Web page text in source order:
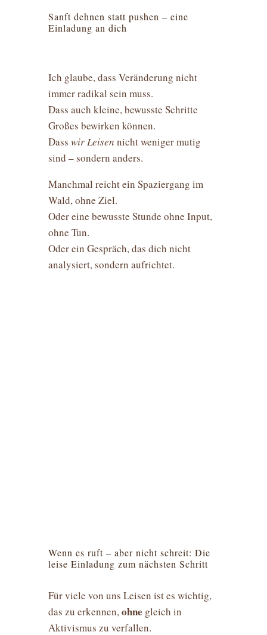
Sanft dehnen statt pushen – eine
Einladung an dich
Ich glaube, dass Veränderung nicht
immer radikal sein muss.
Dass auch kleine, bewusste Schritte
Großes bewirken können.
Dass wir Leisen nicht weniger mutig
sind – sondern anders.
Manchmal reicht ein Spaziergang im
Wald, ohne Ziel.
Oder eine bewusste Stunde ohne Input,
ohne Tun.
Oder ein Gespräch, das dich nicht
analysiert, sondern aufrichtet.
Wenn es ruft – aber nicht schreit: Die
leise Einladung zum nächsten Schritt
Für viele von uns Leisen ist es wichtig,
das zu erkennen,ohne gleich in
Aktivismus zu verfallen.